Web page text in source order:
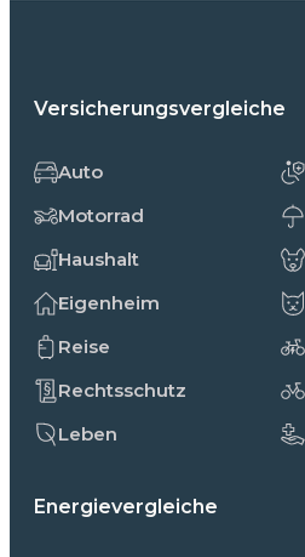
Versicherungsvergleiche
Auto
Motorrad
Haushalt
Eigenheim
Reise
Rechtsschutz
Leben
Energievergleiche